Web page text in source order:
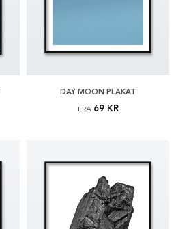
DAY MOON PLAKAT
FRA 69 KR